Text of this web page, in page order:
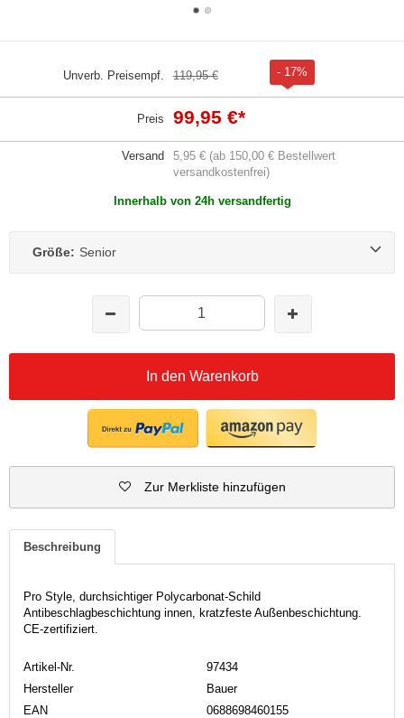
Unverb. Preisempf. 119,95 € - 17%
Preis 99,95 €*
Versand
5,95 € (ab 150,00 € Bestellwert
versandkostenfrei)
Innerhalb von 24h versandfertig
Größe: Senior
In den Warenkorb
Zur Merkliste hinzufügen
Beschreibung
Pro Style, durchsichtiger Polycarbonat-Schild
Antibeschlagbeschichtung innen, kratzfeste Außenbeschichtung.
CE-zertifiziert.
Artikel-Nr.
97434
Hersteller
Bauer
EAN
0688698460155